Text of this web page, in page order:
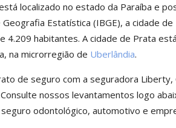
localizado no estado da Paraíba e
Estatística (IBGE), a cidade
4.209 habitantes. A cidade de Prata
na microrregião de Uberlândia.
de seguro com a seguradora Liberty,
nossos levantamentos logo
odontológico, automotivo e